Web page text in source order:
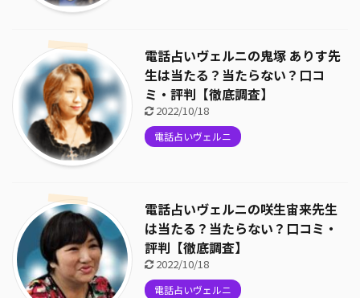
電話占いヴェルニの鬼塚 ありす先
生は当たる？当たらない？口コ
ミ・評判【徹底調査】
2022/10/18
電話占いヴェルニ
電話占いヴェルニの咲生宙来先生
は当たる？当たらない？口コミ・
評判【徹底調査】
2022/10/18
電話占いヴェルニ